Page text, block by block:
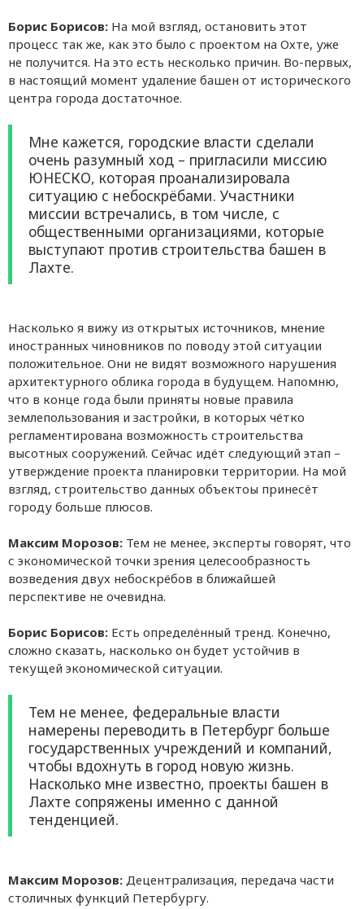
Борис Борисов: На мой взгляд, остановить этот
процесс так же, как это было с проектом на Охте, уже
не получится. На это есть несколько причин. Во-первых,
в настоящий момент удаление башен от исторического
центра города достаточное.
Мне кажется, городские власти сделали
очень разумный ход – пригласили миссию
ЮНЕСКО, которая проанализировала
ситуацию с небоскрёбами. Участники
миссии встречались, в том числе, с
общественными организациями, которые
выступают против строительства башен в
Лахте.
Насколько я вижу из открытых источников, мнение
иностранных чиновников по поводу этой ситуации
положительное. Они не видят возможного нарушения
архитектурного облика города в будущем. Напомню,
что в конце года были приняты новые правила
землепользования и застройки, в которых чётко
регламентирована возможность строительства
высотных сооружений. Сейчас идёт следующий этап –
утверждение проекта планировки территории. На мой
взгляд, строительство данных объектоы принесёт
городу больше плюсов.
Максим Морозов: Тем не менее, эксперты говорят, что
с экономической точки зрения целесообразность
возведения двух небоскрёбов в ближайшей
перспективе не очевидна.
Борис Борисов: Есть определённый тренд. Конечно,
сложно сказать, насколько он будет устойчив в
текущей экономической ситуации.
Тем не менее, федеральные власти
намерены переводить в Петербург больше
государственных учреждений и компаний,
чтобы вдохнуть в город новую жизнь.
Насколько мне известно, проекты башен в
Лахте сопряжены именно с данной
тенденцией.
Максим Морозов: Децентрализация, передача части
столичных функций Петербургу.